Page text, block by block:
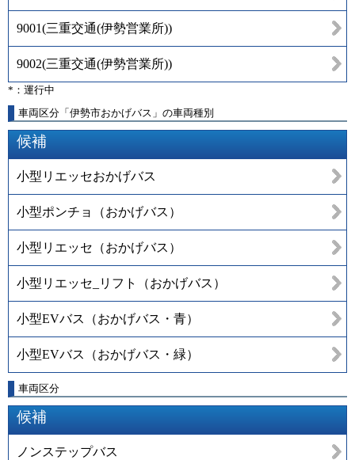
9001(三重交通(伊勢営業所))
9002(三重交通(伊勢営業所))
*：運行中
車両区分「伊勢市おかげバス」の車両種別
候補
小型リエッセおかげバス
小型ポンチョ（おかげバス）
小型リエッセ（おかげバス）
小型リエッセ_リフト（おかげバス）
小型EVバス（おかげバス・青）
小型EVバス（おかげバス・緑）
車両区分
候補
ノンステップバス